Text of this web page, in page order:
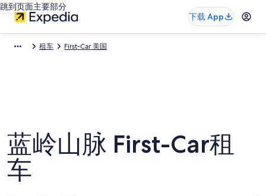
跳到页面主要部分
下载 App
租车 First-Car 美国
蓝岭山脉 First-Car租
车